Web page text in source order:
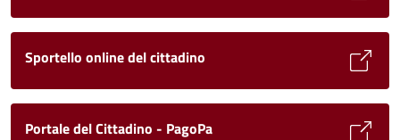
Sportello online del cittadino
Portale del Cittadino - PagoPa